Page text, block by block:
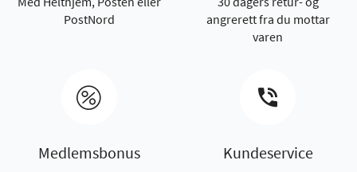
PostNord
angrerett fra du mottar
varen
Medlemsbonus Kundeservice